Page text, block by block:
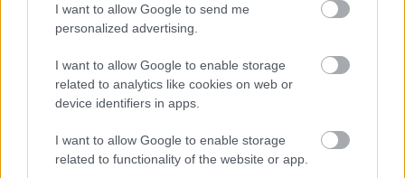
I want to allow Google to send me
personalized advertising.
I want to allow Google to enable storage
related to analytics like cookies on web or
device identifiers in apps.
I want to allow Google to enable storage
related to functionality of the website or app.
Black's Abbath - Ezt rejti Abbath
második lemezének, az